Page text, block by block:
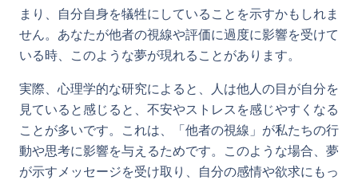
まり、自分自身を犠牲にしていることを示すかもしれま
せん。あなたが他者の視線や評価に過度に影響を受けて
いる時、このような夢が現れることがあります。
実際、心理学的な研究によると、人は他人の目が自分を
見ていると感じると、不安やストレスを感じやすくなる
ことが多いです。これは、「他者の視線」が私たちの行
動や思考に影響を与えるためです。このような場合、夢
が示すメッセージを受け取り、自分の感情や欲求にもっ